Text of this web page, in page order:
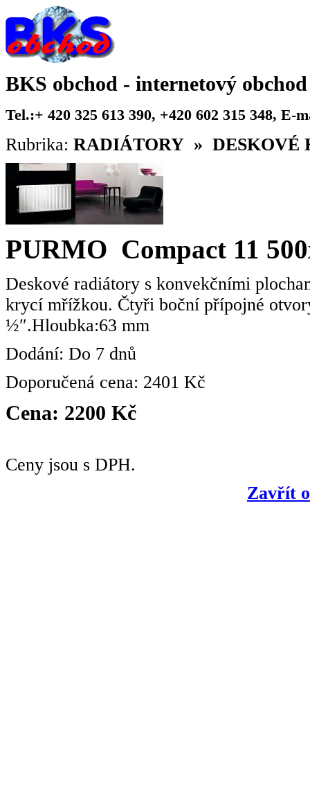
BKS obchod - internetový
Tel.:+ 420 325 613 390, +420 602 315 348, E-
Rubrika: RADIÁTORY » DESKOVÉ
PURMO Compact 11
Deskové radiátory s konvekčními
krycí mřížkou. Čtyři boční přípojné
½″.Hloubka:63 mm
Dodání: Do 7 dnů
Doporučená cena: 2401 Kč
Cena: 2200 Kč
Ceny jsou s DPH.
Zavřít